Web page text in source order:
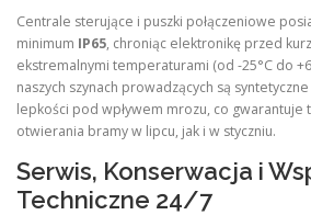
Centrale sterujące i puszki połączeniowe
minimum IP65, chroniąc elektronikę przed
ekstremalnymi temperaturami (od -25°C do
naszych szynach prowadzących są
lepkości pod wpływem mrozu, co gwarantuje
otwierania bramy w lipcu, jak i w styczniu.
Serwis, Konserwacja i
Techniczne 24/7